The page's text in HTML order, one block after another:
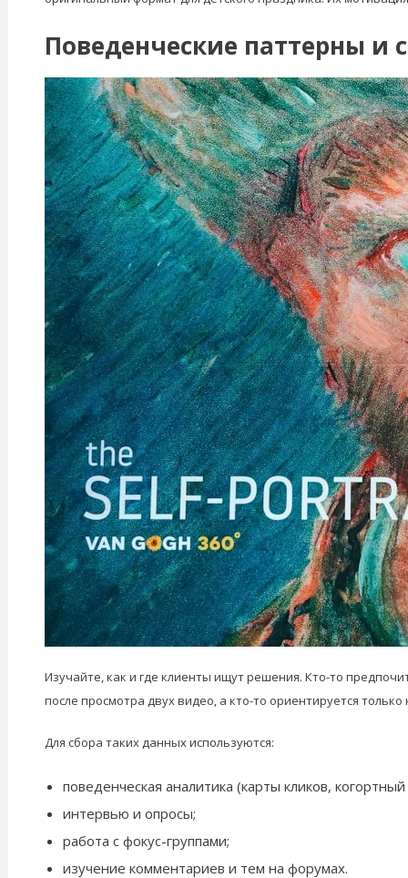
Поведенческие паттерны и
Изучайте, как и где клиенты ищут решения. Кто-то
после просмотра двух видео, а кто-то ориентируется
Для сбора таких данных используются:
поведенческая аналитика (карты кликов,
интервью и опросы;
работа с фокус-группами;
изучение комментариев и тем на форумах.